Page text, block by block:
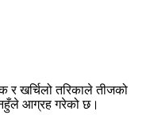
र खर्चिलो तरिकाले तीजको
आग्रह गरेको छ।